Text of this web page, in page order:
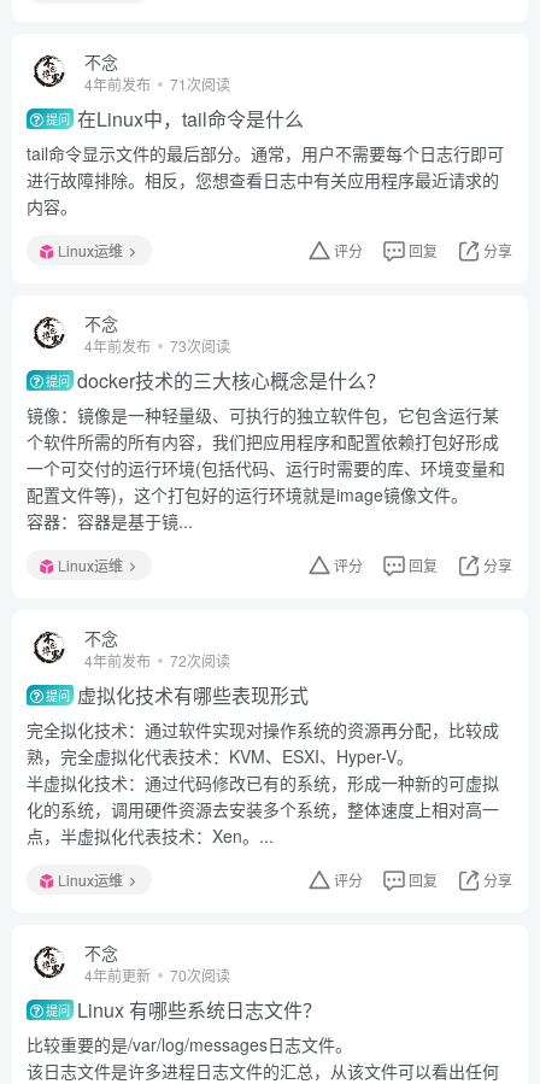
不念
4年前发布 71次阅读
提问 在Linux中，tail命令是什么
tail命令显示文件的最后部分。通常，用户不需要每个日志行即可
进行故障排除。相反，您想查看日志中有关应用程序最近请求的
内容。
Linux运维 评分 回复 分享
不念
4年前发布 73次阅读
提问 docker技术的三大核心概念是什么？
镜像：镜像是一种轻量级、可执行的独立软件包，它包含运行某
个软件所需的所有内容，我们把应用程序和配置依赖打包好形成
一个可交付的运行环境(包括代码、运行时需要的库、环境变量和
配置文件等)，这个打包好的运行环境就是image镜像文件。
容器：容器是基于镜...
Linux运维 评分 回复 分享
不念
4年前发布 72次阅读
提问 虚拟化技术有哪些表现形式
完全拟化技术：通过软件实现对操作系统的资源再分配，比较成
熟，完全虚拟化代表技术：KVM、ESXI、Hyper-V。
半虚拟化技术：通过代码修改已有的系统，形成一种新的可虚拟
化的系统，调用硬件资源去安装多个系统，整体速度上相对高一
点，半虚拟化代表技术：Xen。...
Linux运维 评分 回复 分享
不念
4年前更新 70次阅读
提问 Linux 有哪些系统日志文件？
比较重要的是/var/log/messages日志文件。
该日志文件是许多进程日志文件的汇总，从该文件可以看出任何